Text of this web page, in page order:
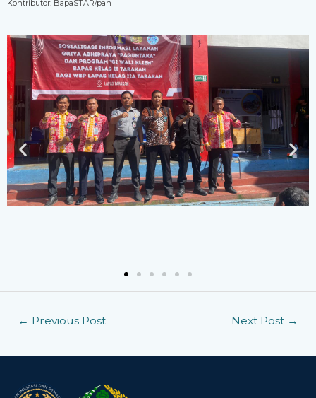
Kontributor: BapaSTAR/pan
← Previous Post Next Post →